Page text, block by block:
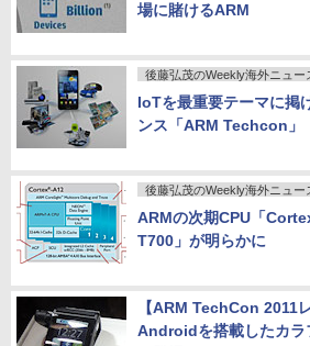
場に賭けるARM
後藤弘茂のWeekly海外ニュー
IoTを最重要テーマに掲
ンス「ARM Techcon」
後藤弘茂のWeekly海外ニュー
ARMの次期CPU「
T700」が明らかに
【ARM TechCon 2011
Androidを搭載したカラ